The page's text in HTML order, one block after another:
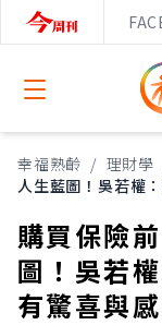
Open menu
幸福熟齡 / 理財學
人生藍圖！吳若權
購買保險
圖！吳若
有驚喜與